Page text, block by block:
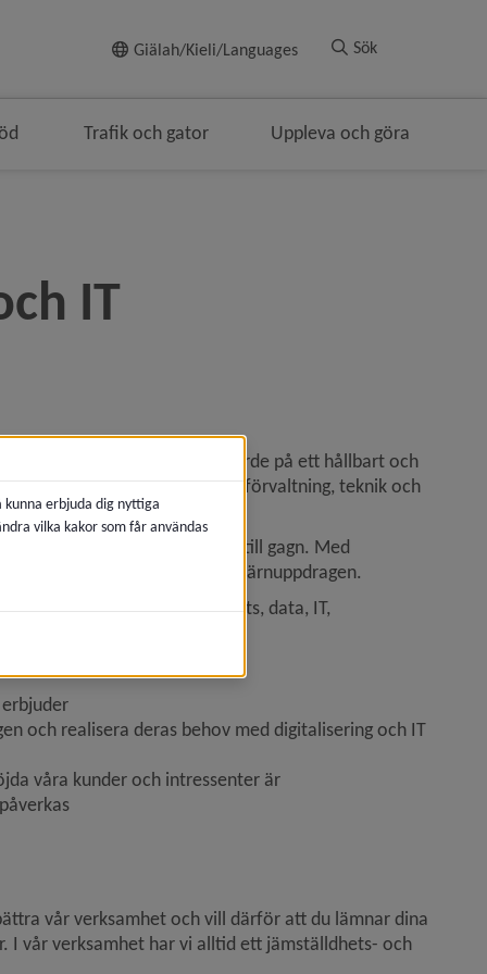
Giälah/Kieli/Languages Sök
Trafik och gator Uppleva och göra
IT
omställning som ger värde på ett hållbart och
stödjer strategisk utveckling, förvaltning, teknik och
kommer hela kommunen till gagn. Med
utföra och utveckla kärnuppdragen.
kompetens, digital arbetsplats, data, IT,
och realisera deras behov med digitalisering och IT
våra kunder och intressenter är
vår verksamhet och vill därför att du lämnar dina
I vår verksamhet har vi alltid ett jämställdhets- och
erbjuda dig nyttiga
vilka kakor som får användas